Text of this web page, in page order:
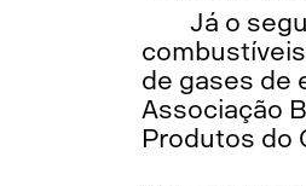
Já o
de gases de
Associação
Produtos do